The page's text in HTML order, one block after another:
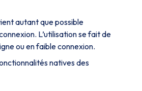
autant que possible
L’utilisation se fait de
ou en faible connexion.
natives des